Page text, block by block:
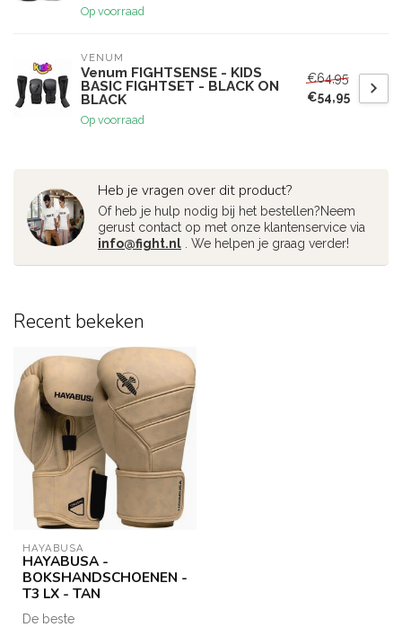
Op voorraad
VENUM
Venum FIGHTSENSE - KIDS
BASIC FIGHTSET - BLACK ON
BLACK
Op voorraad
€64,95
€54,95
Heb je vragen over dit product?
Of heb je hulp nodig bij het bestellen?Neem
gerust contact op met onze klantenservice via
info@fight.nl . We helpen je graag verder!
Recent bekeken
HAYABUSA
HAYABUSA -
BOKSHANDSCHOENEN -
T3 LX - TAN
De beste